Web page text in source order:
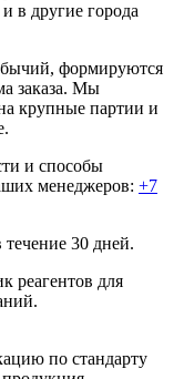
в другие города
формируются
заказа. Мы
крупные партии и
и способы
менеджеров: +7
30 дней.
реагентов для
по стандарту